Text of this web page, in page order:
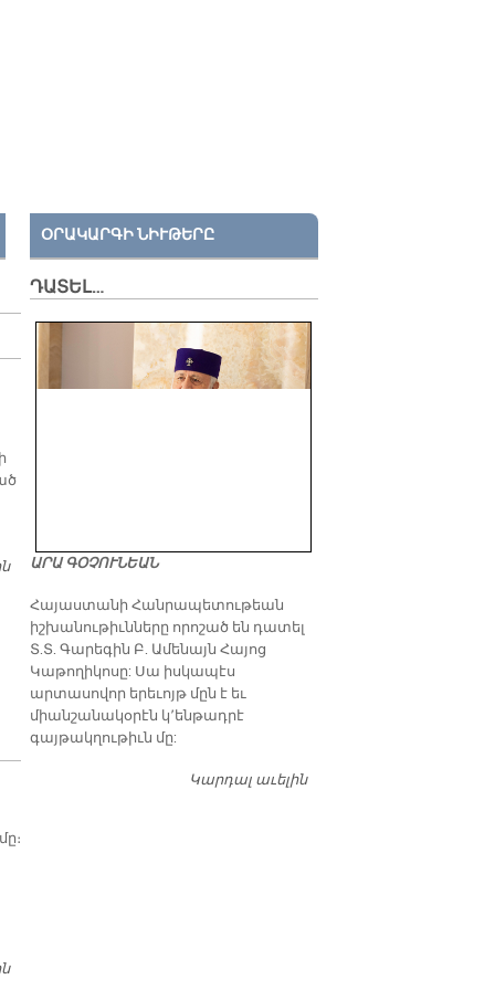
ԴՊՐԵՎԱՆՔԻ ՍԱՆԸ ԴԱՓՆԵԿԻՐ
ԳԱՏԸԳԻՒՂԻ ԱՐԱՄԵԱՆ-ՈՒՆՃԵԱՆ ՎԱՐԺԱՐԱՆԻՆ ՄԷՋ
ՕՐԱԿԱՐԳԻ ՆԻՒԹԵՐԸ
ԴԱՏԵԼ…
ԱՐԱ ԳՕՉՈՒՆԵԱՆ
​Հայաստանի Հանրապետութեան
իշխանութիւնները որոշած են դատել
Տ.Տ. Գարեգին Բ. Ամենայն Հայոց
Կաթողիկոսը: Սա իսկապէս
արտասովոր երեւոյթ մըն է եւ
միանշանակօրէն կ՚ենթադրէ
գայթակղութիւն մը:
Կարդալ աւելինԴատել…